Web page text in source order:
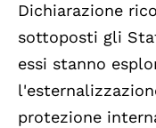
Dichiarazione
sottoposti gli
essi stanno
protezione